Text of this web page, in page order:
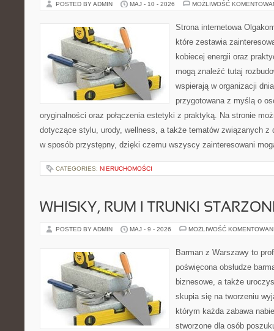
POSTED BY ADMIN MAJ - 10 - 2026 MOŻLIWOŚĆ
Strona internetowa
które zestawia
kobiecej energii oraz
mogą znaleźć tutaj
wspierają w organizacji
przygotowana z myślą o
oryginalności oraz połączenia estetyki z praktyką. Na stronie
dotyczące stylu, urody, wellness, a także tematów związanych z
w sposób przystępny, dzięki czemu wszyscy zainteresowani
CATEGORIES: NIERUCHOMOŚCI
WHISKY, RUM I TRUNKI
POSTED BY ADMIN MAJ - 9 - 2026 MOŻLIWOŚĆ
Barman z Warszawy to
poświęcona obsłudze
biznesowe, a także
skupia się na tworzeniu
którym każda zabawa
stworzone dla osób